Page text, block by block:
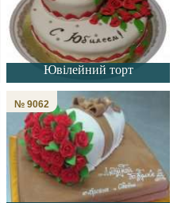
Ювілейний торт
№ 9062